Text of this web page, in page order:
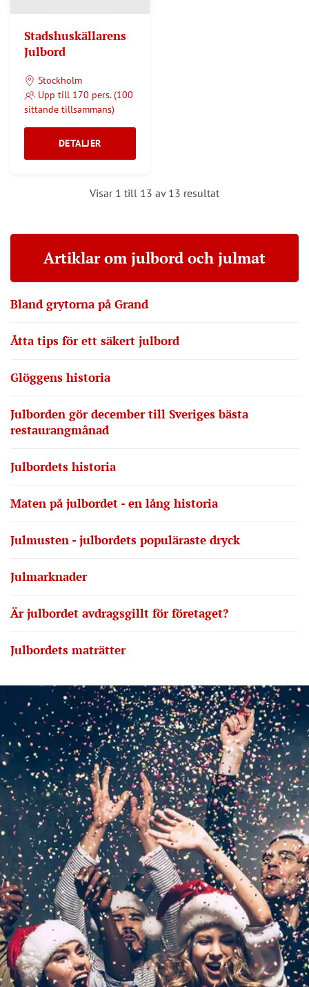
Stadshuskällarens
Julbord
Stockholm
Upp till 170 pers. (100
sittande tillsammans)
DETALJER
Visar 1 till 13 av 13 resultat
Artiklar om julbord och julmat
Bland grytorna på Grand
Åtta tips för ett säkert julbord
Glöggens historia
Julborden gör december till Sveriges bästa
restaurangmånad
Julbordets historia
Maten på julbordet - en lång historia
Julmusten - julbordets populäraste dryck
Julmarknader
Är julbordet avdragsgillt för företaget?
Julbordets maträtter